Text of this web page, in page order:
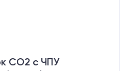
CO2 c ЧПУ